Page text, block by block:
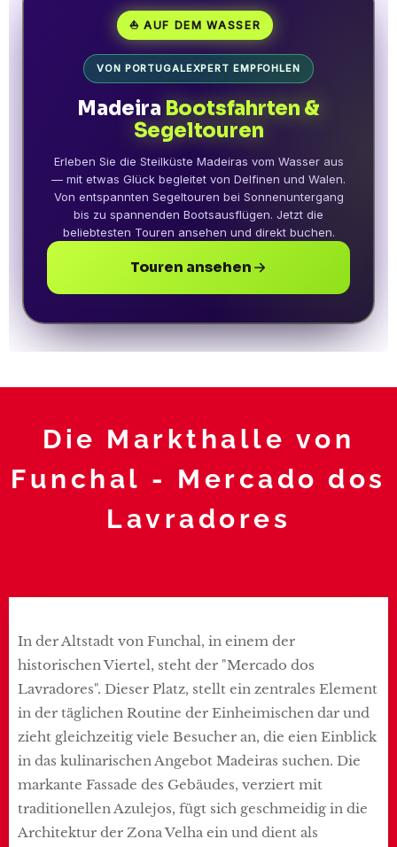
⛵ AUF DEM WASSER
VON PORTUGALEXPERT EMPFOHLEN
Madeira Bootsfahrten &
Segeltouren
Erleben Sie die Steilküste Madeiras vom Wasser aus
— mit etwas Glück begleitet von Delfinen und Walen.
Von entspannten Segeltouren bei Sonnenuntergang
bis zu spannenden Bootsausflügen. Jetzt die
beliebtesten Touren ansehen und direkt buchen.
Touren ansehen
Die Markthalle von
Funchal - Mercado dos
Lavradores
In der Altstadt von Funchal, in einem der
historischen Viertel, steht der "Mercado dos
Lavradores". Dieser Platz, stellt ein zentrales Element
in der täglichen Routine der Einheimischen dar und
zieht gleichzeitig viele Besucher an, die eien Einblick
in das kulinarischen Angebot Madeiras suchen. Die
markante Fassade des Gebäudes, verziert mit
traditionellen Azulejos, fügt sich geschmeidig in die
Architektur der Zona Velha ein und dient als